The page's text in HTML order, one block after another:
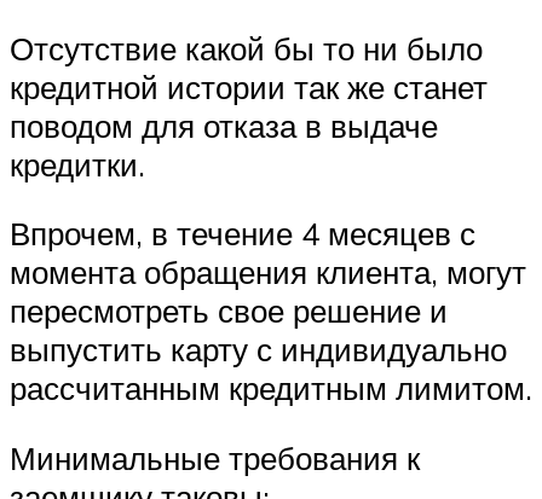
Отсутствие какой бы то ни было
кредитной истории так же станет
поводом для отказа в выдаче
кредитки.
Впрочем, в течение 4 месяцев с
момента обращения клиента, могут
пересмотреть свое решение и
выпустить карту с индивидуально
рассчитанным кредитным лимитом.
Минимальные требования к